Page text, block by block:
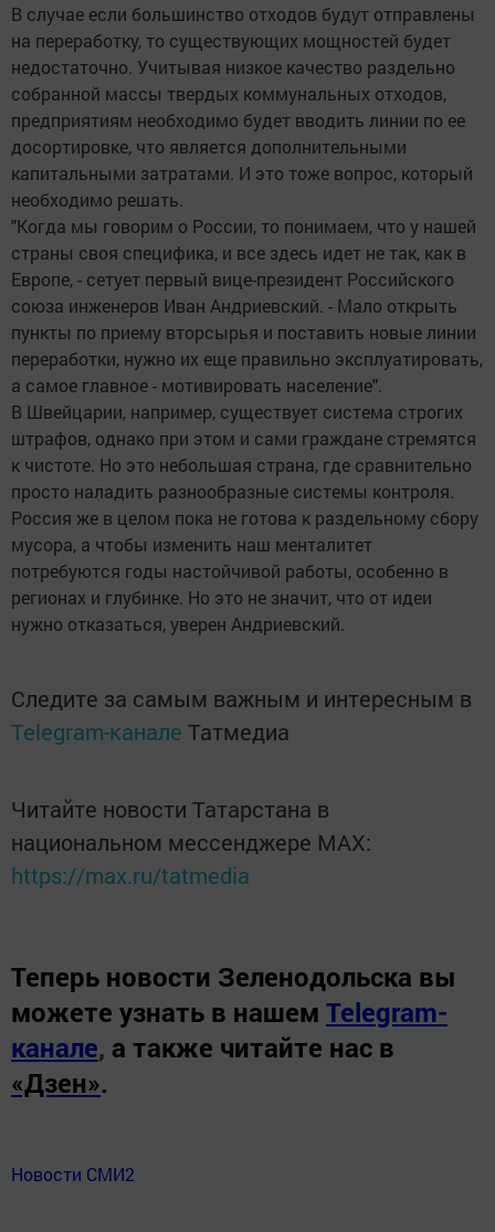
В случае если большинство отходов будут отправлены
на переработку, то существующих мощностей будет
недостаточно. Учитывая низкое качество раздельно
собранной массы твердых коммунальных отходов,
предприятиям необходимо будет вводить линии по ее
досортировке, что является дополнительными
капитальными затратами. И это тоже вопрос, который
необходимо решать.
"Когда мы говорим о России, то понимаем, что у нашей
страны своя специфика, и все здесь идет не так, как в
Европе, - сетует первый вице-президент Российского
союза инженеров Иван Андриевский. - Мало открыть
пункты по приему вторсырья и поставить новые линии
переработки, нужно их еще правильно эксплуатировать,
а самое главное - мотивировать население".
В Швейцарии, например, существует система строгих
штрафов, однако при этом и сами граждане стремятся
к чистоте. Но это небольшая страна, где сравнительно
просто наладить разнообразные системы контроля.
Россия же в целом пока не готова к раздельному сбору
мусора, а чтобы изменить наш менталитет
потребуются годы настойчивой работы, особенно в
регионах и глубинке. Но это не значит, что от идеи
нужно отказаться, уверен Андриевский.
Следите за самым важным и интересным в
Telegram-канале Татмедиа
Читайте новости Татарстана в
национальном мессенджере MАХ:
https://max.ru/tatmedia
Теперь новости Зеленодольска вы
можете узнать в нашем Telegram-
канале, а также читайте нас в
«Дзен».
Новости СМИ2